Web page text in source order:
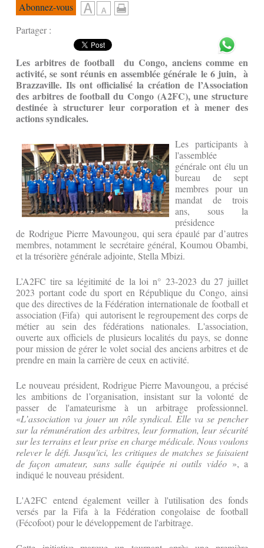
Abonnez-vous
Partager :
Les arbitres de football du Congo, anciens comme en
activité, se sont réunis en assemblée générale le 6 juin, à
Brazzaville. Ils ont officialisé la création de l’Association
des arbitres de football du Congo (A2FC), une structure
destinée à structurer leur corporation et à mener des
actions syndicales.
Les participants à
l'assemblée
générale ont élu un
bureau de sept
membres pour un
mandat de trois
ans, sous la
présidence
de Rodrigue Pierre Mavoungou, qui sera épaulé par d’autres
membres, notamment le secrétaire général, Koumou Obambi,
et la trésorière générale adjointe, Stella Mbizi.
L’A2FC tire sa légitimité de la loi n° 23-2023 du 27 juillet
2023 portant code du sport en République du Congo, ainsi
que des directives de la Fédération internationale de football et
association (Fifa) qui autorisent le regroupement des corps de
métier au sein des fédérations nationales. L'association,
ouverte aux officiels de plusieurs localités du pays, se donne
pour mission de gérer le volet social des anciens arbitres et de
prendre en main la carrière de ceux en activité.
Le nouveau président, Rodrigue Pierre Mavoungou, a précisé
les ambitions de l’organisation, insistant sur la volonté de
passer de l'amateurisme à un arbitrage professionnel.
«L’association va jouer un rôle syndical. Elle va se pencher
sur la rémunération des arbitres, leur formation, leur sécurité
sur les terrains et leur prise en charge médicale. Nous voulons
relever le défi. Jusqu'ici, les critiques de matches se faisaient
de façon amateur, sans salle équipée ni outils vidéo », a
indiqué le nouveau président.
L'A2FC entend également veiller à l'utilisation des fonds
versés par la Fifa à la Fédération congolaise de football
(Fécofoot) pour le développement de l'arbitrage.